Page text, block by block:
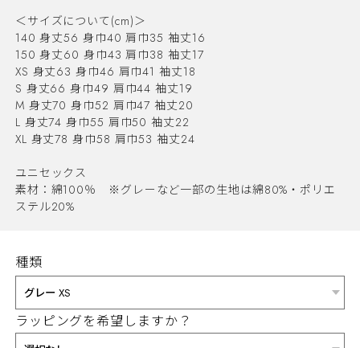
＜サイズについて(cm)＞
140 身丈56 身巾40 肩巾35 袖丈16
150 身丈60 身巾43 肩巾38 袖丈17
XS 身丈63 身巾46 肩巾41 袖丈18
S 身丈66 身巾49 肩巾44 袖丈19
M 身丈70 身巾52 肩巾47 袖丈20
L 身丈74 身巾55 肩巾50 袖丈22
XL 身丈78 身巾58 肩巾53 袖丈24
ユニセックス
素材：綿100％ ※グレーなど一部の生地は綿80%・ポリエ
ステル20%
種類
ラッピングを希望しますか？